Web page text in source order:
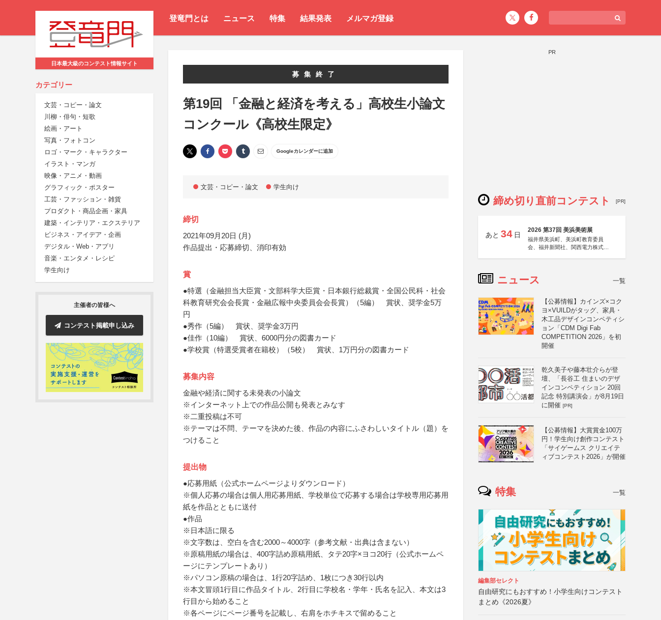
登竜門とは ニュース 特集 結果発表 メルマガ登録
日本最大級のコンテスト情報サイト
カテゴリー
文芸・コピー・論文
川柳・俳句・短歌
絵画・アート
写真・フォトコン
ロゴ・マーク・キャラクター
イラスト・マンガ
映像・アニメ・動画
グラフィック・ポスター
工芸・ファッション・雑貨
プロダクト・商品企画・家具
建築・インテリア・エクステリア
ビジネス・アイデア・企画
デジタル・Web・アプリ
音楽・エンタメ・レシピ
学生向け
主催者の皆様へ
コンテスト掲載申し込み
募集終了
第19回 「金融と経済を考える」高校生小論文
コンクール《高校生限定》
Googleカレンダーに追加
文芸・コピー・論文 学生向け
締切
2021年09月20日 (月)
作品提出・応募締切、消印有効
賞
●特選（金融担当大臣賞・文部科学大臣賞・日本銀行総裁賞・全国公民科・社会
科教育研究会会長賞・金融広報中央委員会会長賞）（5編） 賞状、奨学金5万
円
●秀作（5編） 賞状、奨学金3万円
●佳作（10編） 賞状、6000円分の図書カード
●学校賞（特選受賞者在籍校）（5校） 賞状、1万円分の図書カード
募集内容
金融や経済に関する未発表の小論文
※インターネット上での作品公開も発表とみなす
※二重投稿は不可
※テーマは不問、テーマを決めた後、作品の内容にふさわしいタイトル（題）を
つけること
提出物
●応募用紙（公式ホームページよりダウンロード）
※個人応募の場合は個人用応募用紙、学校単位で応募する場合は学校専用応募用
紙を作品とともに送付
●作品
※日本語に限る
※文字数は、空白を含む2000～4000字（参考文献・出典は含まない）
※原稿用紙の場合は、400字詰め原稿用紙、タテ20字×ヨコ20行（公式ホームペ
ージにテンプレートあり）
※パソコン原稿の場合は、1行20字詰め、1枚につき30行以内
※本文冒頭1行目に作品タイトル、2行目に学校名・学年・氏名を記入、本文は3
行目から始めること
※各ページにページ番号を記載し、右肩をホチキスで留めること
PR
締め切り直前コンテスト [PR]
あと 34 日
2026 第37回 美浜美術展
福井県美浜町、美浜町教育委員
会、福井新聞社、関西電力株式会
ニュース 一覧
【公募情報】カインズ×コク
ヨ×VUILDがタッグ、家具・
木工品デザインコンペティシ
ョン「CDM Digi Fab
COMPETITION 2026」を初
開催
乾久美子や藤本壮介らが登
壇、「長谷工 住まいのデザ
インコンペティション 20回
記念 特別講演会」が8月19日
に開催 [PR]
【公募情報】大賞賞金100万
円！学生向け創作コンテスト
「サイゲームス クリエイテ
ィブコンテスト2026」が開催
特集 一覧
編集部セレクト
自由研究にもおすすめ！小学生向けコンテスト
まとめ《2026夏》